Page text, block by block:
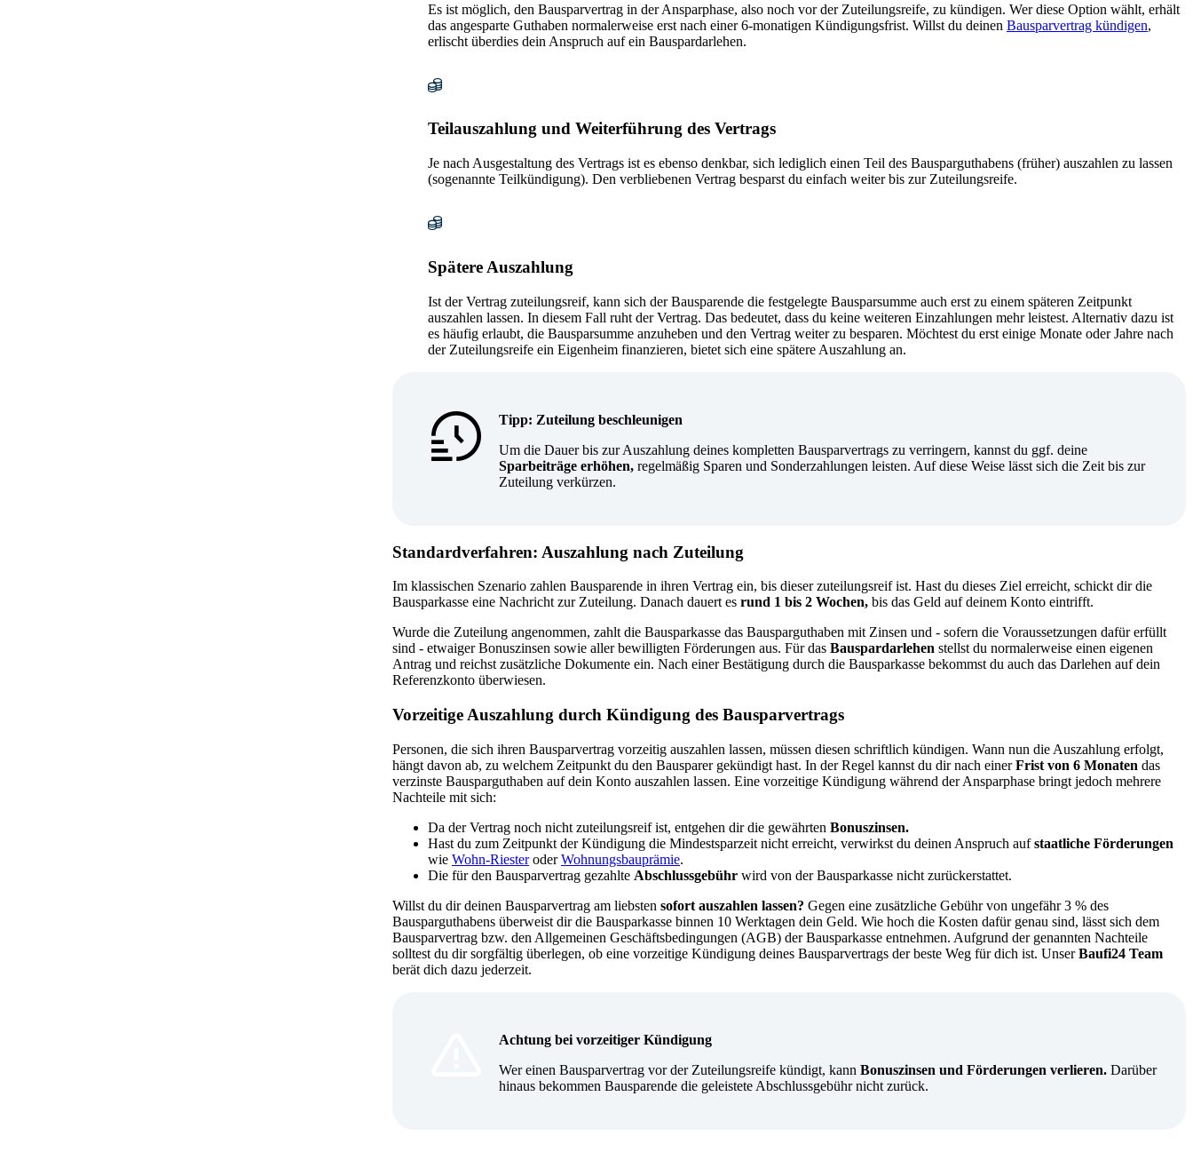
Es ist möglich, den Bausparvertrag in der Ansparphase, also noch vor der Zuteilungsreife, zu kündigen. Wer diese Option wählt, erhält
das angesparte Guthaben normalerweise erst nach einer 6-monatigen Kündigungsfrist. Willst du deinen Bausparvertrag kündigen,
erlischt überdies dein Anspruch auf ein Bauspardarlehen.
Teilauszahlung und Weiterführung des Vertrags
Je nach Ausgestaltung des Vertrags ist es ebenso denkbar, sich lediglich einen Teil des Bausparguthabens (früher) auszahlen zu lassen
(sogenannte Teilkündigung). Den verbliebenen Vertrag besparst du einfach weiter bis zur Zuteilungsreife.
Spätere Auszahlung
Ist der Vertrag zuteilungsreif, kann sich der Bausparende die festgelegte Bausparsumme auch erst zu einem späteren Zeitpunkt
auszahlen lassen. In diesem Fall ruht der Vertrag. Das bedeutet, dass du keine weiteren Einzahlungen mehr leistest. Alternativ dazu ist
es häufig erlaubt, die Bausparsumme anzuheben und den Vertrag weiter zu besparen. Möchtest du erst einige Monate oder Jahre nach
der Zuteilungsreife ein Eigenheim finanzieren, bietet sich eine spätere Auszahlung an.
Tipp: Zuteilung beschleunigen
Um die Dauer bis zur Auszahlung deines kompletten Bausparvertrags zu verringern, kannst du ggf. deine
Sparbeiträge erhöhen, regelmäßig Sparen und Sonderzahlungen leisten. Auf diese Weise lässt sich die Zeit bis zur
Zuteilung verkürzen.
Standardverfahren: Auszahlung nach Zuteilung
Im klassischen Szenario zahlen Bausparende in ihren Vertrag ein, bis dieser zuteilungsreif ist. Hast du dieses Ziel erreicht, schickt dir die
Bausparkasse eine Nachricht zur Zuteilung. Danach dauert es rund 1 bis 2 Wochen, bis das Geld auf deinem Konto eintrifft.
Wurde die Zuteilung angenommen, zahlt die Bausparkasse das Bausparguthaben mit Zinsen und - sofern die Voraussetzungen dafür erfüllt
sind - etwaiger Bonuszinsen sowie aller bewilligten Förderungen aus. Für das Bauspardarlehen stellst du normalerweise einen eigenen
Antrag und reichst zusätzliche Dokumente ein. Nach einer Bestätigung durch die Bausparkasse bekommst du auch das Darlehen auf dein
Referenzkonto überwiesen.
Vorzeitige Auszahlung durch Kündigung des Bausparvertrags
Personen, die sich ihren Bausparvertrag vorzeitig auszahlen lassen, müssen diesen schriftlich kündigen. Wann nun die Auszahlung erfolgt,
hängt davon ab, zu welchem Zeitpunkt du den Bausparer gekündigt hast. In der Regel kannst du dir nach einerFrist von 6 Monaten das
verzinste Bausparguthaben auf dein Konto auszahlen lassen. Eine vorzeitige Kündigung während der Ansparphase bringt jedoch mehrere
Nachteile mit sich:
Da der Vertrag noch nicht zuteilungsreif ist, entgehen dir die gewährten Bonuszinsen.
Hast du zum Zeitpunkt der Kündigung die Mindestsparzeit nicht erreicht, verwirkst du deinen Anspruch aufstaatliche Förderungen
wie Wohn-RiesteroderWohnungsbauprämie.
Die für den Bausparvertrag gezahlte Abschlussgebühr wird von der Bausparkasse nicht zurückerstattet.
Willst du dir deinen Bausparvertrag am liebsten sofort auszahlen lassen? Gegen eine zusätzliche Gebühr von ungefähr 3 % des
Bausparguthabens überweist dir die Bausparkasse binnen 10 Werktagen dein Geld. Wie hoch die Kosten dafür genau sind, lässt sich dem
Bausparvertrag bzw. den Allgemeinen Geschäftsbedingungen (AGB) der Bausparkasse entnehmen. Aufgrund der genannten Nachteile
solltest du dir sorgfältig überlegen, ob eine vorzeitige Kündigung deines Bausparvertrags der beste Weg für dich ist. UnserBaufi24 Team
berät dich dazu jederzeit.
Achtung bei vorzeitiger Kündigung
Wer einen Bausparvertrag vor der Zuteilungsreife kündigt, kann Bonuszinsen und Förderungen verlieren. Darüber
hinaus bekommen Bausparende die geleistete Abschlussgebühr nicht zurück.